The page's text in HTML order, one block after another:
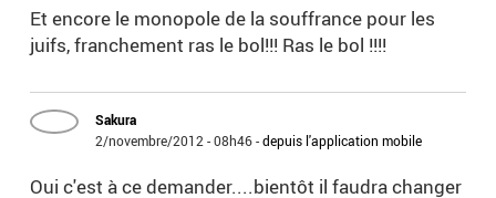
Et encore le monopole de la souffrance pour les
juifs, franchement ras le bol!!! Ras le bol !!!!
Sakura
2/novembre/2012 - 08h46-depuis l'application mobile
Oui c'est à ce demander....bientôt il faudra changer